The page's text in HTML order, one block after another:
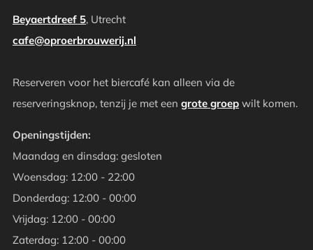
Beyaertdreef 5, Utrecht
cafe@oproerbrouwerij.nl
Reserveren voor het biercafé kan alleen via de
reserveringsknop, tenzij je met een grote groep wilt komen.
Openingstijden:
Maandag en dinsdag: gesloten
Woensdag: 12:00 - 22:00
Donderdag: 12:00 - 00:00
Vrijdag: 12:00 - 00:00
Zaterdag: 12:00 - 00:00